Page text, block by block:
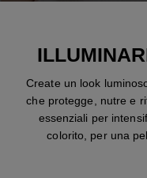
Create un look
che protegge, nutre e
essenziali per
colorito, per una